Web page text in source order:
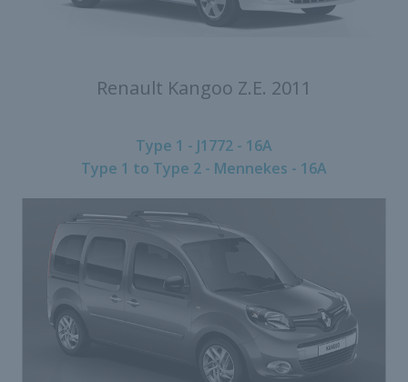
Renault Kangoo Z.E. 2011
Type 1 - J1772 - 16A
Type 1 to Type 2 - Mennekes - 16A